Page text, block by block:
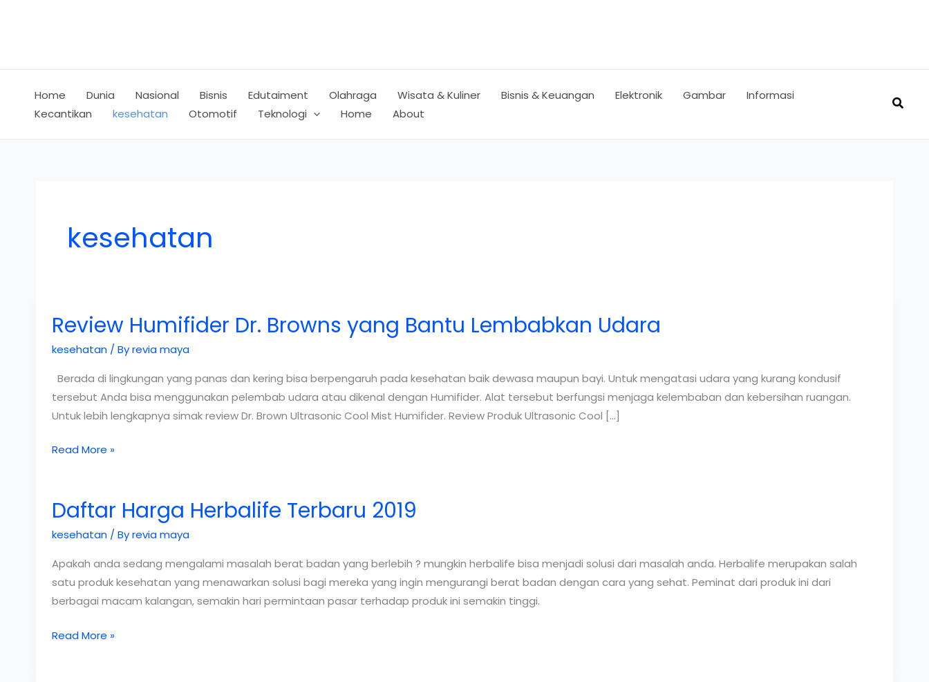
Home Dunia Nasional Bisnis Edutaiment Olahraga Wisata & Kuliner Bisnis & Keuangan Elektronik Gambar
Informasi
Kecantikan
kesehatan Otomotif Teknologi Home About
kesehatan
Review Humifider Dr. Browns yang Bantu Lembabkan Udara
kesehatan/ Byrevia maya
Berada di lingkungan yang panas dan kering bisa berpengaruh pada kesehatan baik dewasa maupun bayi. Untuk mengatasi udara yang kurang kondusif
tersebut Anda bisa menggunakan pelembab udara atau dikenal dengan Humifider. Alat tersebut berfungsi menjaga kelembaban dan kebersihan ruangan.
Untuk lebih lengkapnya simak review Dr. Brown Ultrasonic Cool Mist Humifider. Review Produk Ultrasonic Cool […]
Review
Browns
Bantu
Lembabkan
Udara
Read More »
Daftar Harga Herbalife Terbaru 2019
kesehatan/ Byrevia maya
Apakah anda sedang mengalami masalah berat badan yang berlebih ? mungkin herbalife bisa menjadi solusi dari masalah anda. Herbalife merupakan salah
satu produk kesehatan yang menawarkan solusi bagi mereka yang ingin mengurangi berat badan dengan cara yang sehat. Peminat dari produk ini dari
berbagai macam kalangan, semakin hari permintaan pasar terhadap produk ini semakin tinggi.
Daftar
Read More »